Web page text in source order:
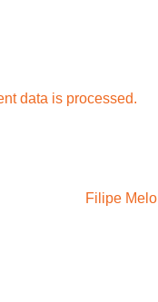
data is processed.
Filipe